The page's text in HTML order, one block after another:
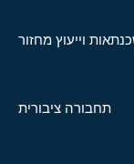
וייעוץ מחזור
תחבורה ציבורית